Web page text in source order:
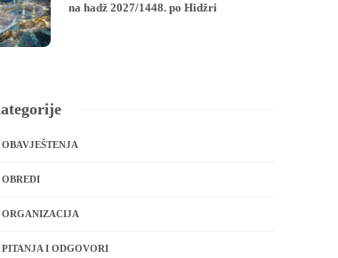
na hadž 2027/1448. po Hidžri
OBAVJEŠTENJA
OBREDI
ORGANIZACIJA
PITANJA I ODGOVORI